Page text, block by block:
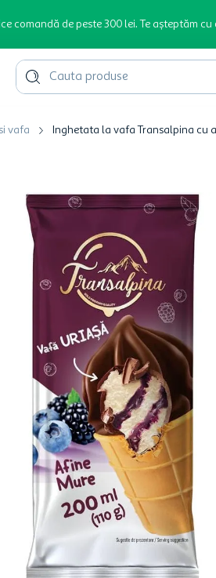
comandă de peste 300 lei. Te așteptăm
Cauta produse
vafa Inghetata la vafa Transalpina cu